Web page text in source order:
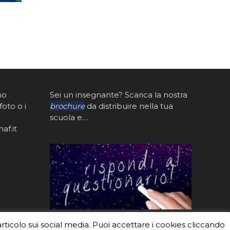
o i
Sei un insegnante? Scarica la nostra
brochureda distribuire nella tua
scuola e…
sui social media. Puoi accettare i cookies cliccando